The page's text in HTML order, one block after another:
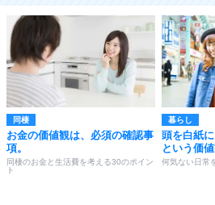
同棲
お金の価値観は、必須の確認事
項。
同棲のお金と生活費を考える30のポイン
ト
暮らし
頭を白紙
という価
何気ない日常